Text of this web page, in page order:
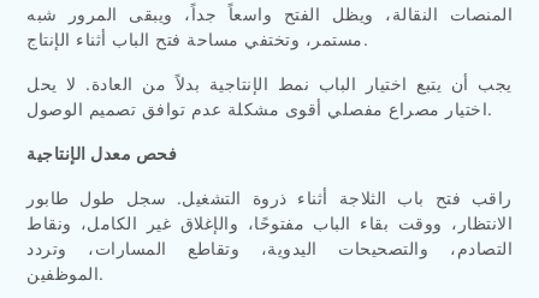
المنصات النقالة، ويظل الفتح واسعاً جداً، ويبقى المرور شبه
مستمر، وتختفي مساحة فتح الباب أثناء الإنتاج.
يجب أن يتبع اختيار الباب نمط الإنتاجية بدلاً من العادة. لا يحل
اختيار مصراع مفصلي أقوى مشكلة عدم توافق تصميم الوصول.
فحص معدل الإنتاجية
راقب فتح باب الثلاجة أثناء ذروة التشغيل. سجل طول طابور
الانتظار، ووقت بقاء الباب مفتوحًا، والإغلاق غير الكامل، ونقاط
التصادم، والتصحيحات اليدوية، وتقاطع المسارات، وتردد
الموظفين.